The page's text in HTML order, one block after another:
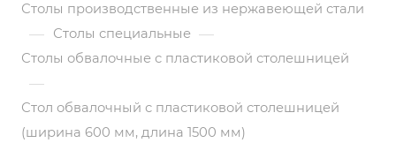
Столы производственные из нержавеющей стали
— Столы специальные —
Столы обвалочные с пластиковой столешницей
—
Стол обвалочный с пластиковой столешницей
(ширина 600 мм, длина 1500 мм)